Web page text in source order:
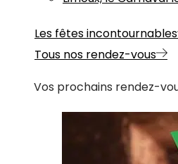
Les fêtes incontournables
Tous nos rendez-vous
Vos prochains rendez-